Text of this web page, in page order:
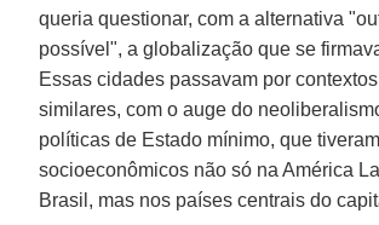
queria questionar, com a alternativa
possível", a globalização que se
Essas cidades passavam por
similares, com o auge do
políticas de Estado mínimo, que
socioeconômicos não só na América
Brasil, mas nos países centrais do